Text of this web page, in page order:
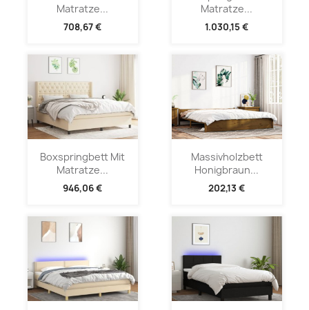
Matratze...
708,67 €
Matratze...
1.030,15 €
Boxspringbett Mit
Matratze...
946,06 €
Massivholzbett
Honigbraun...
202,13 €